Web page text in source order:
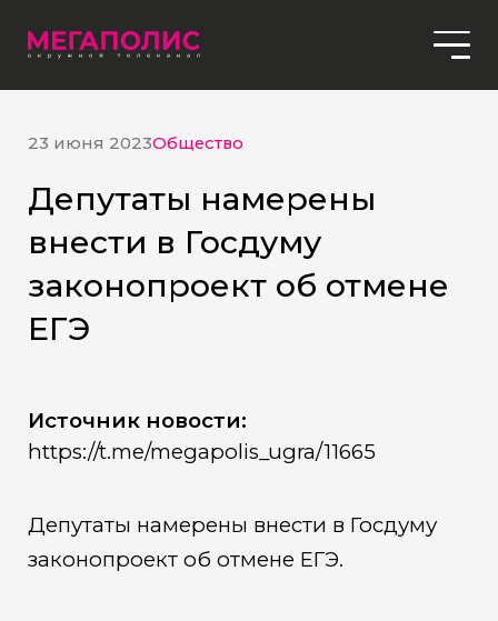
23 июня 2023Общество
Депутаты намерены
внести в Госдуму
законопроект об отмене
ЕГЭ
Источник новости:
https://t.me/megapolis_ugra/11665
Депутаты намерены внести в Госдуму
законопроект об отмене ЕГЭ.